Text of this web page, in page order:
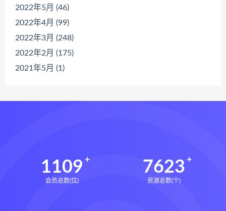
2022年5月 (46)
2022年4月 (99)
2022年3月 (248)
2022年2月 (175)
2021年5月 (1)
1109
会员总数(位)
7623
资源总数(个)